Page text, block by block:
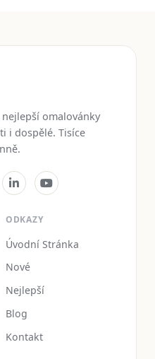
nejlepší omalovánky
i dospělé. Tisíce
ODKAZY
Úvodní Stránka
Nové
Nejlepší
Blog
Kontakt